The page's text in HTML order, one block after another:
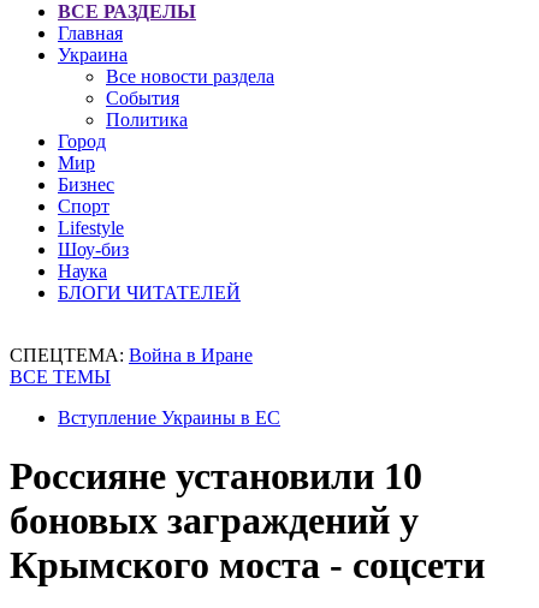
ВСЕ РАЗДЕЛЫ
Главная
Украина
Все новости раздела
События
Политика
Город
Мир
Бизнес
Спорт
Lifestyle
Шоу-биз
Наука
БЛОГИ ЧИТАТЕЛЕЙ
СПЕЦТЕМА: Война в Иране
ВСЕ ТЕМЫ
Вступление Украины в ЕС
Россияне установили 10
боновых заграждений у
Крымского моста - соцсети